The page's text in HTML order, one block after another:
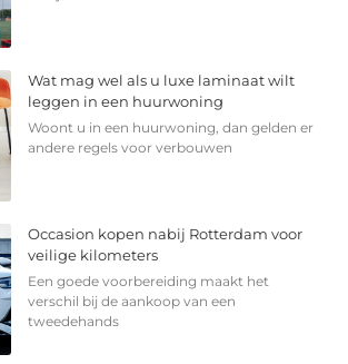
Wat mag wel als u luxe laminaat wilt
leggen in een huurwoning
Woont u in een huurwoning, dan gelden er
andere regels voor verbouwen
Occasion kopen nabij Rotterdam voor
veilige kilometers
Een goede voorbereiding maakt het
verschil bij de aankoop van een
tweedehands